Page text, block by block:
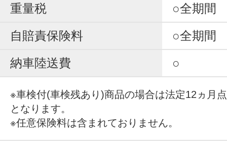
重量税
○全期間
自賠責保険料
○全期間
納車陸送費
○
※車検付(車検残あり)商品の場合は法定12ヵ月
となります。
※任意保険料は含まれておりません。